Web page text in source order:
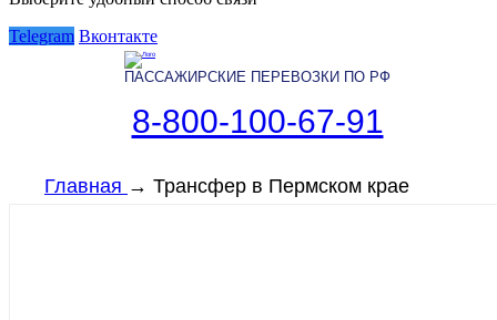
Telegram Вконтакте
ПАССАЖИРСКИЕ ПЕРЕВОЗКИ ПО РФ
8-800-100-67-91
Главная → Трансфер в Пермском крае